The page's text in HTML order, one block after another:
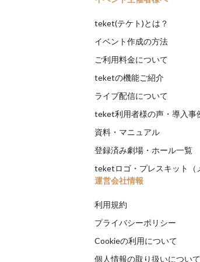
teket(テケト)とは？
イベント作成の方法
ご利用料金について
teketの機能ご紹介
ライブ配信について
teket利用者様の声・導入事
資料・マニュアル
登録済み劇場・ホール一覧
teketロゴ・プレスキット（
運営会社情報
利用規約
プライバシーポリシー
Cookieの利用について
個人情報の取り扱いについて